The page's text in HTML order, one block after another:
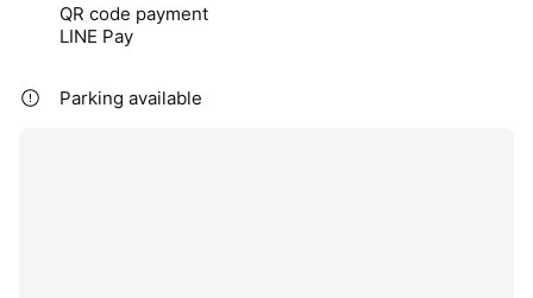
QR code payment
LINE Pay
Parking available